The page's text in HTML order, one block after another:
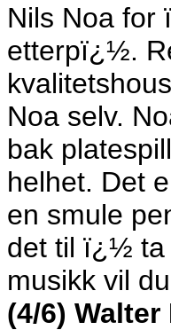
Nils Noa
etterpï¿½.
Noa selv.
bak
helhet. Det
en smule
det til ï¿½ ta
musikk vil
(4/6) Walter